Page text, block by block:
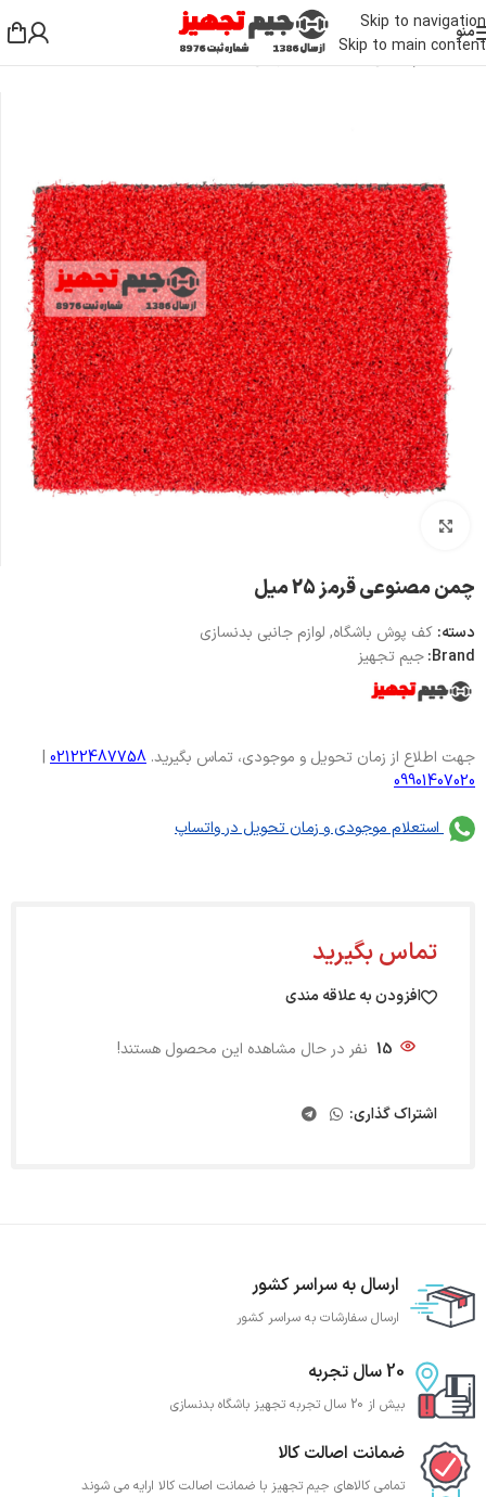
Skip to navigation
Skip to main content
منو
لوازم جانبی بدنسازی/کف پوش باشگاه
چمن مصنوعی قرمز 25 میل
دسته: کف پوش باشگاه, لوازم جانبی بدنسازی
Brand: جیم تجهیز
جهت اطلاع از زمان تحویل و موجودی، تماس بگیرید. 02122487758
|
09901407020
استعلام موجودی و زمان تحویل در واتساپ
تماس بگیرید
افزودن به علاقه مندی
15 نفر در حال مشاهده این محصول هستند!
اشتراک گذاری:
ارسال به سراسر کشور
ارسال سفارشات به سراسر کشور
20 سال تجربه
بیش از 20 سال تجربه تجهیز باشگاه بدنسازی
ضمانت اصالت کالا
تمامی کالاهای جیم تجهیز با ضمانت اصالت کالا ارایه می شوند